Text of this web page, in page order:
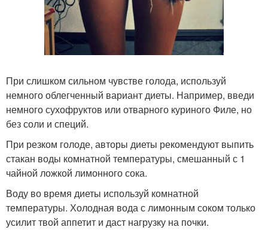
При слишком сильном чувстве голода, используй
немного облегченный вариант диеты. Например, введи
немного сухофруктов или отварного куриного Филе, но
без соли и специй.
При резком голоде, авторы диеты рекомендуют выпить
стакан воды комнатной температуры, смешанный с 1
чайной ложкой лимонного сока.
Воду во время диеты используй комнатной
температуры. Холодная вода с лимонным соком только
усилит твой аппетит и даст нагрузку на почки.